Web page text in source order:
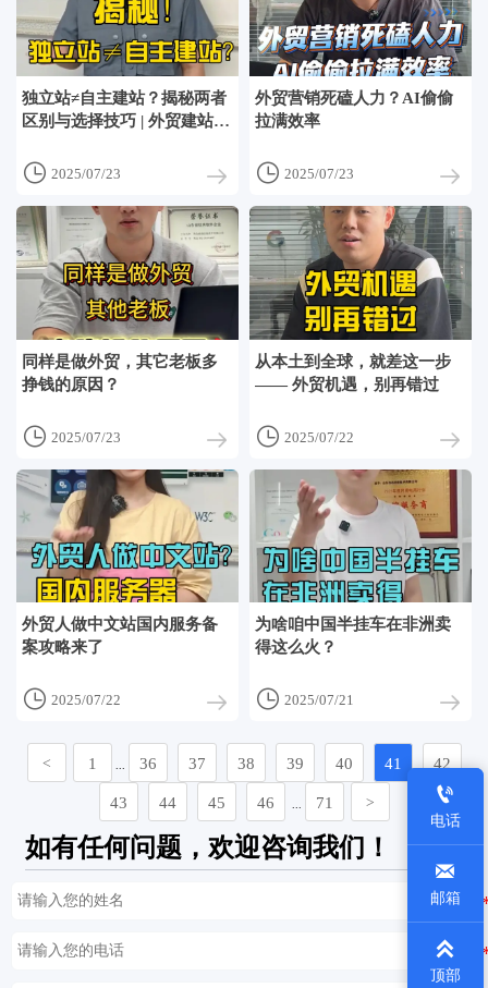
独立站≠自主建站？揭秘两者
区别与选择技巧 | 外贸建站指
 2025/07/23
外贸营销死磕人力？AI偷偷
拉满效率
 2025/07/23
同样是做外贸，其它老板多
挣钱的原因？
 2025/07/23
从本土到全球，就差这一步
—— 外贸机遇，别再错过
 2025/07/22
外贸人做中文站国内服务备
案攻略来了
 2025/07/22
为啥咱中国半挂车在非洲卖
得这么火？
 2025/07/21
< 1 36 37 38 39 40 41 42
43 44 45 46 71 >
如有任何问题，欢迎咨询我们！

电话

邮箱

顶部